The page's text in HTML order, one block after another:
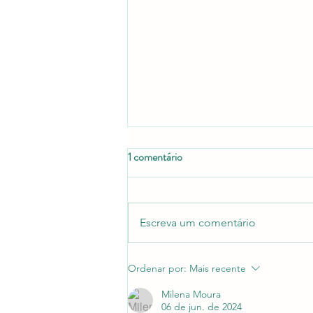
1 comentário
Escreva um comentário
Ordenar por: Mais recente
Milena Moura
06 de jun. de 2024